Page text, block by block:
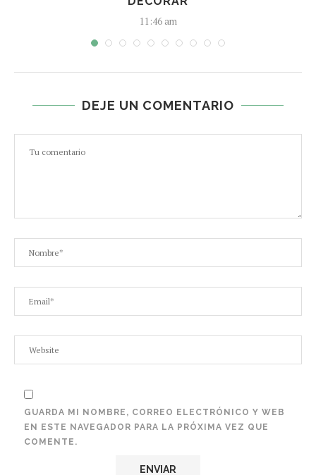
11:46 am
DEJE UN COMENTARIO
GUARDA MI NOMBRE, CORREO ELECTRÓNICO Y WEB
EN ESTE NAVEGADOR PARA LA PRÓXIMA VEZ QUE
COMENTE.